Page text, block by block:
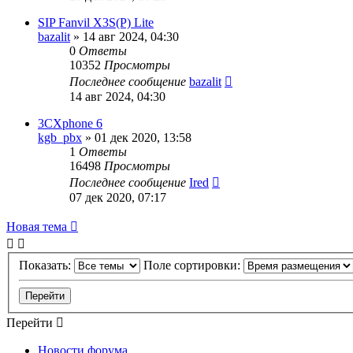
SIP Fanvil X3S(P) Lite
bazalit » 14 авг 2024, 04:30
0 Ответы
10352 Просмотры
Последнее сообщение bazalit
14 авг 2024, 04:30
3СXphone 6
kgb_pbx » 01 дек 2020, 13:58
1 Ответы
16498 Просмотры
Последнее сообщение Ired
07 дек 2020, 07:17
Новая тема
Показать: Поле сортировки:
Перейти
Новости форума